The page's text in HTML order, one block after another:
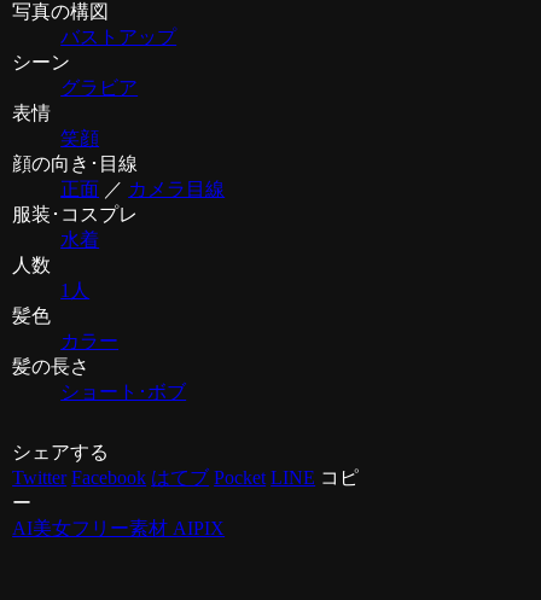
写真の構図
バストアップ
シーン
グラビア
表情
笑顔
顔の向き･目線
正面 ／ カメラ目線
服装･コスプレ
水着
人数
1人
髪色
カラー
髪の長さ
ショート･ボブ
シェアする
Twitter Facebook はてブ Pocket LINE コピ
ー
AI美女フリー素材 AIPIX